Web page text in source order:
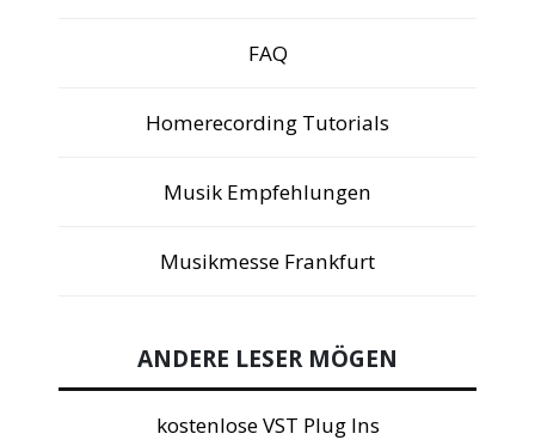
FAQ
Homerecording Tutorials
Musik Empfehlungen
Musikmesse Frankfurt
ANDERE LESER MÖGEN
kostenlose VST Plug Ins